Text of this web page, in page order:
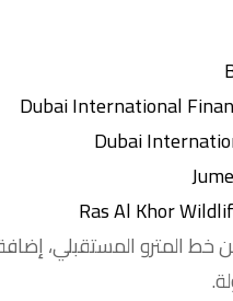
خط المترو المستقبلي،